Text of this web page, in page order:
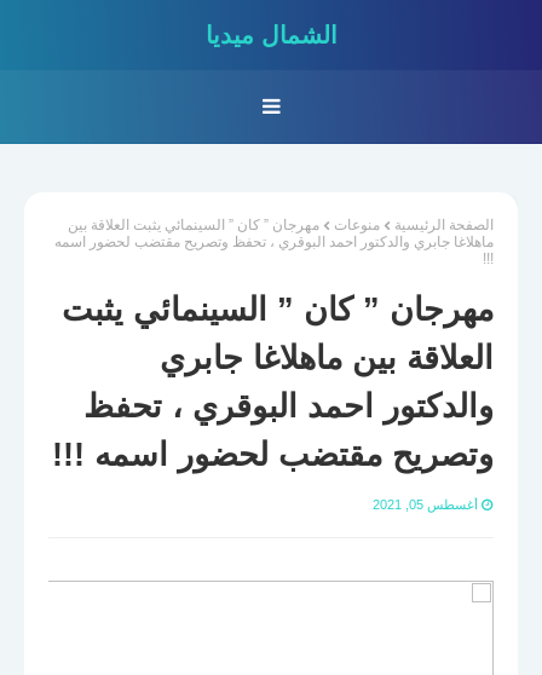
الشمال ميديا
الصفحة الرئيسية منوعات
مهرجان ” كان ” السينمائي يثبت العلاقة بين
ماهلاغا جابري والدكتور احمد البوقري ، تحفظ وتصريح مقتضب لحضور اسمه
!!!
مهرجان ” كان ” السينمائي يثبت
العلاقة بين ماهلاغا جابري
والدكتور احمد البوقري ، تحفظ
وتصريح مقتضب لحضور اسمه !!!
أغسطس 05, 2021